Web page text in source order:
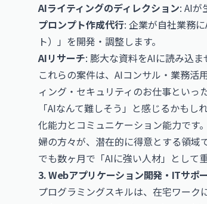
AIライティングのディレクション: AIが
プロンプト作成代行: 企業が自社業務
ト）」を開発・調整します。
AIリサーチ: 膨大な資料をAIに読み込ま
これらの案件は、 AIコンサル・業務活
ィング・セキュリティのお仕事といっ
「AIなんて難しそう」と感じるかも
化能力とコミュニケーション能力です
婦の方々が、潜在的に得意とする領域
でも数ヶ月で「AIに強い人材」として
3. Webアプリケーション開発・ITサポ
プログラミングスキルは、在宅ワー